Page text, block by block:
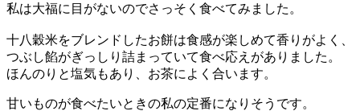
私は大福に目がないのでさっそく食べてみました。
十八穀米をブレンドしたお餅は食感が楽しめて香りがよく、
つぶし餡がぎっしり詰まっていて食べ応えがありました。
ほんのりと塩気もあり、お茶によく合います。
甘いものが食べたいときの私の定番になりそうです。